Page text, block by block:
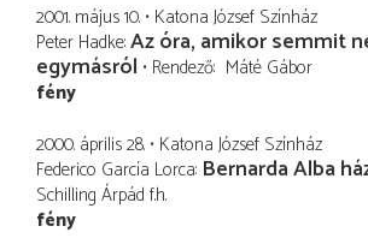
2001. május 10. Katona József Színház
Peter Hadke Az óra, amikor semmit
egymásról Rendező Máté Gábor
fény
2000. április 28. Katona József Színház
Federico García Lorca Bernarda Alba
Schilling Árpád f.h.
fény